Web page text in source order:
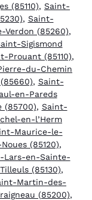
(85110), Saint-
, Saint-
Verdon (85260),
Sigismond
Prouant (85110),
du-Chemin
, Saint-
en-Pareds
(85700), Saint-
en-l’Herm
Maurice-le-
(85120),
Lars-en-Sainte-
(85130),
Martin-des-
(85200),